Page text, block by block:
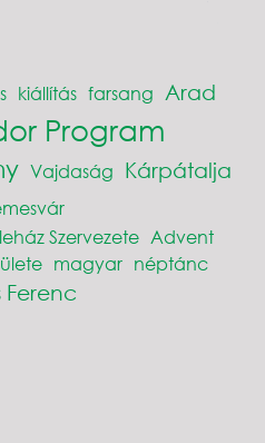
kiállítás farsang Arad
Program
Vajdaság Kárpátalja
Szervezete Advent
magyar néptánc
Ferenc